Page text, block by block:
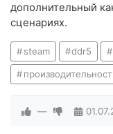
дополнительный
сценариях.
steam ddr5
—